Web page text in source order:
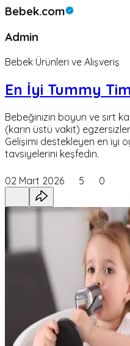
Bebek.com
Admin
Bebek Ürünleri ve Alışveriş
En İyi Tummy
Bebeğinizin boyun ve sırt
(karın üstü vakit)
Gelişimi destekleyen en iyi
tavsiyelerini keşfedin.
02 Mart 2026 5 0